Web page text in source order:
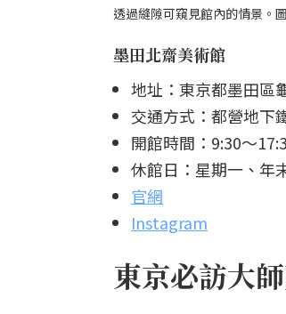
透過縫隙可窺見館內的情景。
墨田北齋美術館
地址：東京都墨田區
交通方式：都營地下
開館時間：9:30～
休館日：星期一、年
官網
Instagram
東京必訪大